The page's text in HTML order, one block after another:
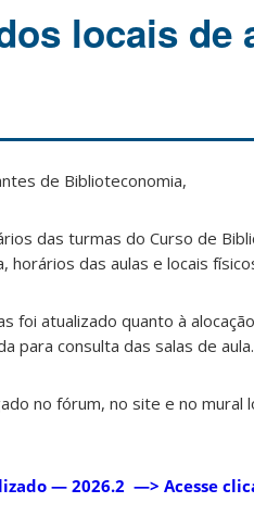
locais
de Biblioteconomia,
das turmas do Curso de
horários das aulas e locais
foi atualizado quanto à
para consulta das salas de aula.
no fórum, no site e no mural
— 2026.2 —> Acesse